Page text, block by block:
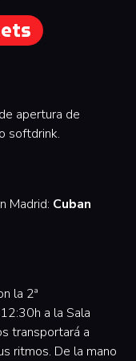
apertura de
softdrink.
Madrid: Cuban
la 2ª
a la Sala
transportará a
ritmos. De la mano